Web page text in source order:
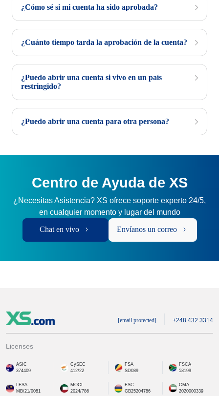
¿Cómo sé si mi cuenta ha sido aprobada?
¿Cuánto tiempo tarda la aprobación de la cuenta?
¿Puedo abrir una cuenta si vivo en un país
restringido?
¿Puedo abrir una cuenta para otra persona?
Centro de Ayuda de XS
¿Necesitas Asistencia? XS ofrece soporte experto 24/5,
en cualquier momento y lugar del mundo
Chat en vivo Envíanos un correo
[email protected] +248 432 3314
Licenses
ASIC
374409
CySEC
412/22
FSA
SD089
FSCA
53199
LFSA
MB/21/0081
MOCI
2024/786
FSC
GB25204786
CMA
2020000339